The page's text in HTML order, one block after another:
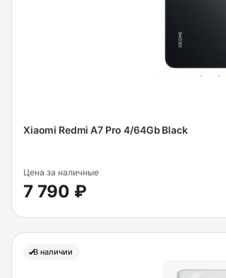
Xiaomi Redmi A7 Pro 4/64Gb Black
Цена за наличные
7 790 ₽
В наличии